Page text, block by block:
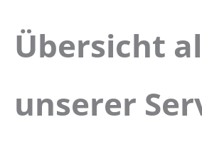
Übersicht
unserer